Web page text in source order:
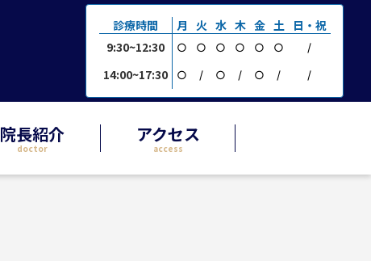
診療時間 月 火 水 木 金 土
日・祝
9:30~12:30
○ ○ ○ ○ ○ ○ /
14:00~17:30 ○ / ○ / ○ / /
院長紹介
doctor
アクセス
access